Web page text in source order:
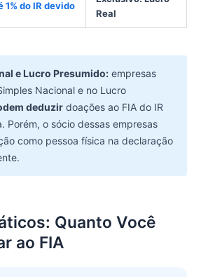
1% do IR devido
Real
e Lucro Presumido: empresas
Nacional e no Lucro
deduzir doações ao FIA do IR
Porém, o sócio dessas empresas
como pessoa física na declaração
Quanto Você
ao FIA